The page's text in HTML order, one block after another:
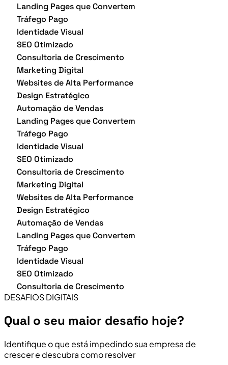
Landing Pages que Convertem
Tráfego Pago
Identidade Visual
SEO Otimizado
Consultoria de Crescimento
Marketing Digital
Websites de Alta Performance
Design Estratégico
Automação de Vendas
Landing Pages que Convertem
Tráfego Pago
Identidade Visual
SEO Otimizado
Consultoria de Crescimento
Marketing Digital
Websites de Alta Performance
Design Estratégico
Automação de Vendas
Landing Pages que Convertem
Tráfego Pago
Identidade Visual
SEO Otimizado
Consultoria de Crescimento
DESAFIOS DIGITAIS
Qual o seu maior desafio hoje?
Identifique o que está impedindo sua empresa de
crescer e descubra como resolver